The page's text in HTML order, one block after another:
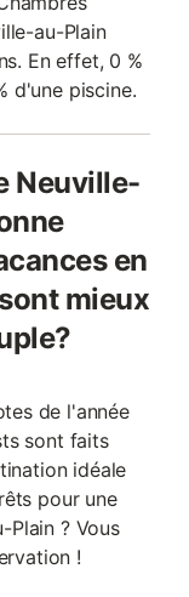
au-Plain
En effet, 0 %
d'une piscine.
Neuville-
en
mieux
de l'année
sont faits
idéale
pour une
Plain ? Vous
!